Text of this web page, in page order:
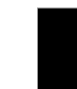
- NAGA